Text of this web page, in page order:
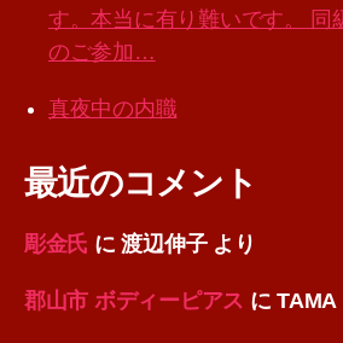
す。本当に有り難いです。 同
のご参加…
真夜中の内職
最近のコメント
彫金氏 に渡辺伸子より
郡山市 ボディーピアス にTAMA